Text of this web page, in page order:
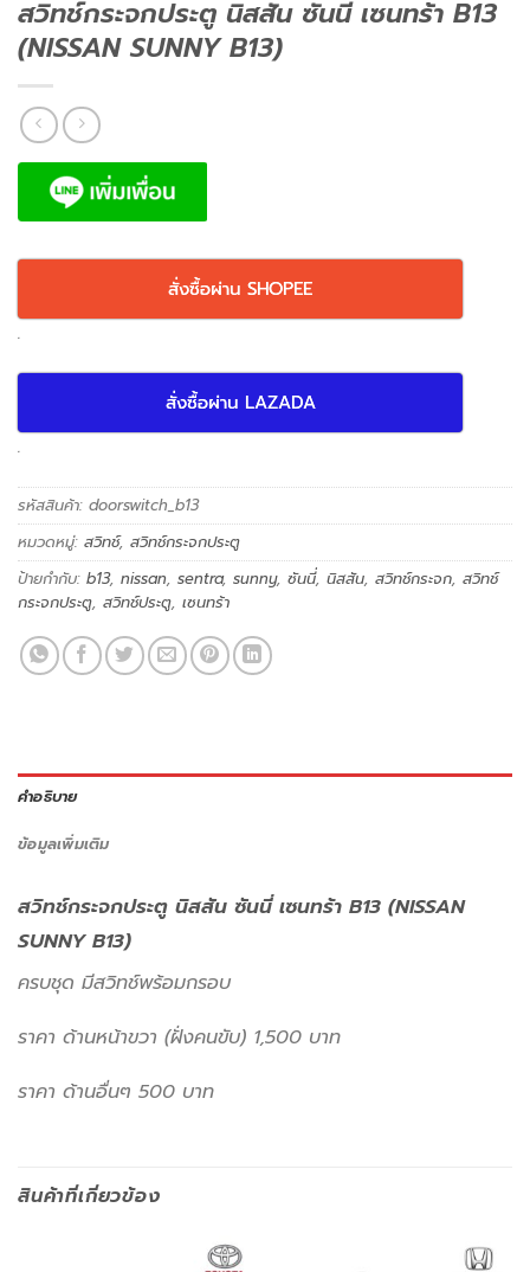
สวิทช์กระจกประตู นิสสัน ซันนี่ เซนทร้า B13
(NISSAN SUNNY B13)
สั่งซื้อผ่าน SHOPEE
.
สั่งซื้อผ่าน LAZADA
.
รหัสสินค้า: doorswitch_b13
หมวดหมู่: สวิทช์, สวิทช์กระจกประตู
ป้ายกำกับ: b13, nissan, sentra, sunny, ซันนี่, นิสสัน, สวิทช์กระจก, สวิทช์
กระจกประตู, สวิทช์ประตู, เซนทร้า
คำอธิบาย
ข้อมูลเพิ่มเติม
สวิทช์กระจกประตู นิสสัน ซันนี่ เซนทร้า B13 (NISSAN
SUNNY B13)
ครบชุด มีสวิทช์พร้อมกรอบ
ราคา ด้านหน้าขวา (ฝั่งคนขับ) 1,500 บาท
ราคา ด้านอื่นๆ 500 บาท
สินค้าที่เกี่ยวข้อง